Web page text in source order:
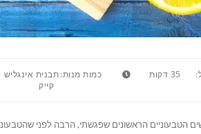
35 דקות כמות מנות:תבנית אינגליש
קייק
הטבעוניים הראשונים שפגשתי, הרבה לפני